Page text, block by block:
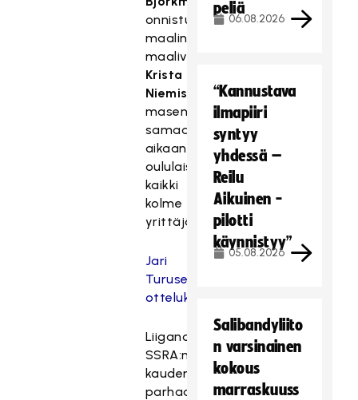
onnistuivat
maalinteossa
maalivahti
Krista
Niemisen
masentaessa
samaan
aikaan
oululaisten
kaikki
kolme
yrittäjää.
Jari
Turusen
ottelukuviin
Liiganousija
SSRA:n
kauden
parhaaksi
peliä
06.08.2026
“Kannustava
ilmapiiri
syntyy
yhdessä –
Reilu
Aikuinen -
pilotti
käynnistyy”
05.08.2026
Salibandyliito
n varsinainen
kokous
marraskuuss